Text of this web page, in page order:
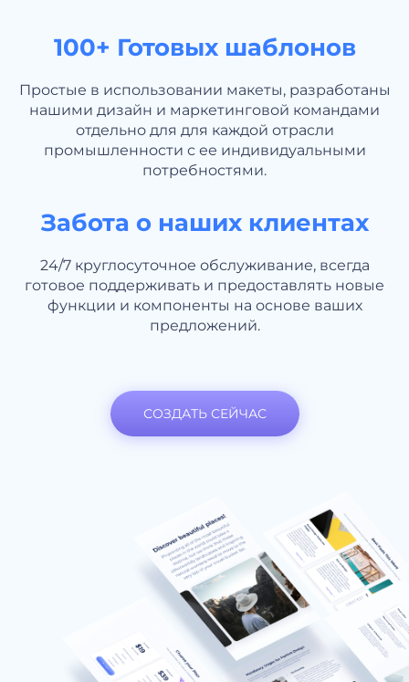
100+ Готовых шаблонов
Простые в использовании макеты, разработаны
нашими дизайн и маркетинговой командами
отдельно для для каждой отрасли
промышленности с ее индивидуальными
потребностями.
Забота о наших клиентах
24/7 круглосуточное обслуживание, всегда
готовое поддерживать и предоставлять новые
функции и компоненты на основе ваших
предложений.
СОЗДАТЬ СЕЙЧАС